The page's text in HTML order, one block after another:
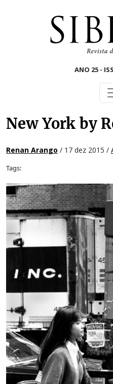
ANO 25 -
New York by
Renan Arango / 17 dez 2015 /
Tags: